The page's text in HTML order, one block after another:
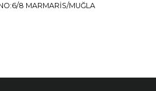
8 MARMARİS/MUĞLA